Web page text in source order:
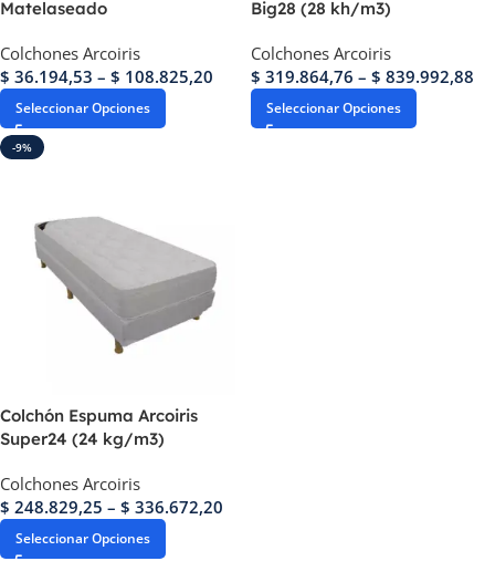
Matelaseado
Colchones Arcoiris
$ 36.194,53 – $ 108.825,20
Seleccionar Opciones
Big28 (28 kh/m3)
Colchones Arcoiris
$ 319.864,76 – $ 839.992,88
Seleccionar Opciones
-9%
Colchón Espuma Arcoiris
Super24 (24 kg/m3)
Colchones Arcoiris
$ 248.829,25 – $ 336.672,20
Seleccionar Opciones